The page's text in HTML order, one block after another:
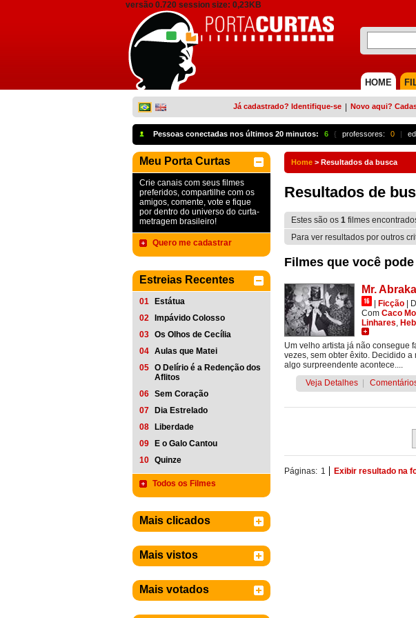
versão 0.720 session size: 0,23KB
HOME
Já cadastrado? Identifique-se Novo aqui?
Pessoas conectadas nos últimos 20 minutos: 6 { professores: 0 |
Meu Porta Curtas
Crie canais com seus filmes
preferidos, compartilhe com os
amigos, comente, vote e fique
por dentro do universo do curta-
metragem brasileiro!
Quero me cadastrar
Estreias Recentes
01
Estátua
02
Impávido Colosso
03 Os Olhos de Cecília
04 Aulas que Matei
05 O Delírio é a Redenção dos
Aflitos
06 Sem Coração
07
Dia Estrelado
08
Liberdade
09
E o Galo Cantou
10 Quinze
Todos os Filmes
Mais clicados
Mais vistos
Mais votados
Home > Resultados da busca
Resultados de
Estes são os 1 filmes
Para ver resultados por outros
Filmes que você
Mr.
Ficção
Com Caco
Linhares,
Um velho artista já não consegue
vezes, sem obter êxito. Decidido
algo surpreendente acontece....
Veja Detalhes
Páginas: 1 Exibir resultado na